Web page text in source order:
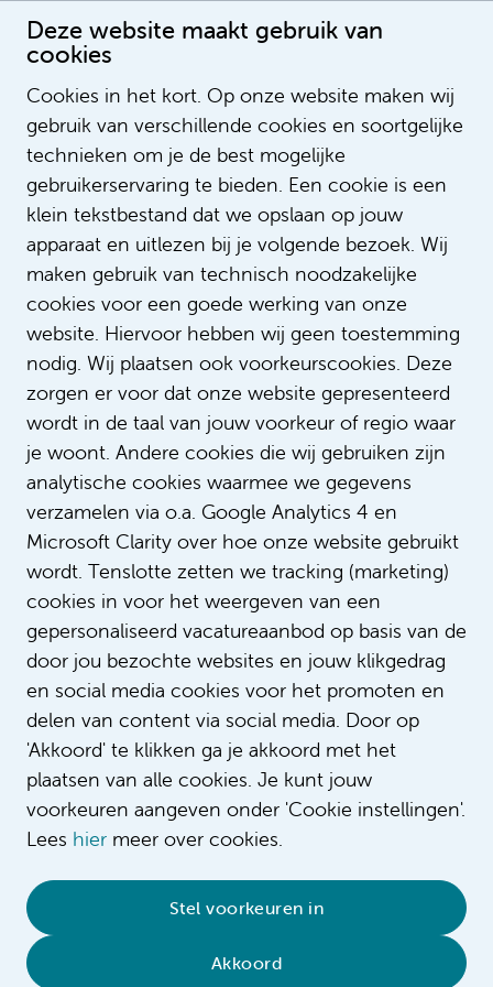
Deze website maakt gebruik van
cookies
Cookies in het kort. Op onze website maken wij
gebruik van verschillende cookies en soortgelijke
technieken om je de best mogelijke
gebruikerservaring te bieden. Een cookie is een
klein tekstbestand dat we opslaan op jouw
apparaat en uitlezen bij je volgende bezoek. Wij
maken gebruik van technisch noodzakelijke
cookies voor een goede werking van onze
website. Hiervoor hebben wij geen toestemming
nodig. Wij plaatsen ook voorkeurscookies. Deze
zorgen er voor dat onze website gepresenteerd
wordt in de taal van jouw voorkeur of regio waar
je woont. Andere cookies die wij gebruiken zijn
analytische cookies waarmee we gegevens
verzamelen via o.a. Google Analytics 4 en
Microsoft Clarity over hoe onze website gebruikt
wordt. Tenslotte zetten we tracking (marketing)
cookies in voor het weergeven van een
gepersonaliseerd vacatureaanbod op basis van de
door jou bezochte websites en jouw klikgedrag
en social media cookies voor het promoten en
delen van content via social media. Door op
'Akkoord' te klikken ga je akkoord met het
plaatsen van alle cookies. Je kunt jouw
voorkeuren aangeven onder 'Cookie instellingen'.
Lees hier meer over cookies.
Stel voorkeuren in
Akkoord
Arbeidsvoorwaarden
We vinden het belangrijk dat je weet waar je
aan toe bent als je voor ons komt werken.
Daarom zijn we graag transparant over onze
arbeidsvoorwaarden. Bekijk ook deCAO
universitair medische centra.
Standaard
Flexibel
Reizen
Extra's
Cookieverklaring • Sitemap